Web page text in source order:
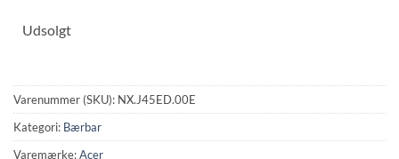
Udsolgt
Varenummer (SKU): NX.J45ED.00E
Kategori: Bærbar
Varemærke:Acer